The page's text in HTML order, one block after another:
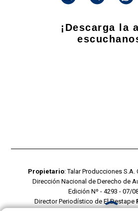
¡Descarga la
Propietario: Talar Producciones S.A.
Dirección Nacional de Derecho de
Edición Nº - 4293 - 07/
Director Periodístico de El Destape